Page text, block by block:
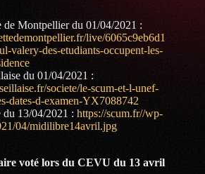
de Montpellier du 01/04/2021 :
live/6065c9eb6d1
valery-des-etudiants-occupent-les-
du 01/04/2021 :
societe/le-scum-et-l-unef-
dates-d-examen-YX7088742
13/04/2021 : https://scum.fr//wp-
04/midilibre14avril.jpg
voté lors du CEVU du 13 avril